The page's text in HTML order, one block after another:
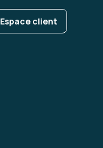
Espace client
5